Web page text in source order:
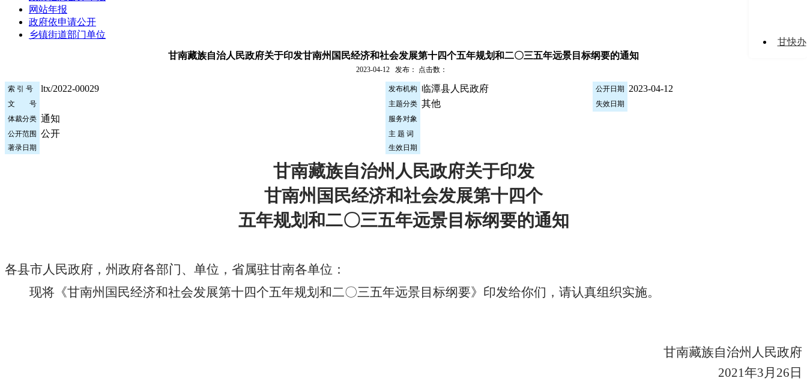
网站年报
政府依申请公开
乡镇街道部门单位
甘南藏族自治人民政府关于印发甘南州国民经济和社会发展第十四个五年规划和二〇三五年远景目标纲要的通知
2023-04-12 发布： 点击数：
索 引 号 ltx/2022-00029 发布机构 临潭县人民政府 公开日期 2023-04-12
文 号 主题分类 其他
失效日期
体裁分类 通知
服务对象
公开范围
公开
主 题 词
著录日期
生效日期
甘南藏族自治州人民政府关于印发
甘南州国民经济和社会发展第十四个
五年规划和二〇三五年远景目标纲要的通知
各县市人民政府，州政府各部门、单位，省属驻甘南各单位：
现将《甘南州国民经济和社会发展第十四个五年规划和二〇三五年远景目标纲要》印发给你们，请认真组织实施。
甘南藏族自治州人民政府
2021年3月 26 日
甘快办